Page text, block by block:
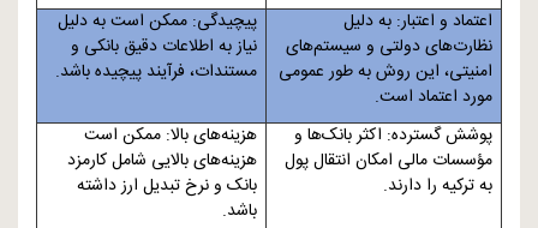
اعتماد و اعتبار: به دلیل
نظارت‌های دولتی و سیستم‌های
امنیتی، این روش به طور عمومی
مورد اعتماد است.
پیچیدگی: ممکن است به دلیل
نیاز به اطلاعات دقیق بانکی و
مستندات، فرآیند پیچیده باشد.
پوشش گسترده: اکثر بانک‌ها و
مؤسسات مالی امکان انتقال پول
به ترکیه را دارند.
هزینه‌های بالا: ممکن است
هزینه‌های بالایی شامل کارمزد
بانک و نرخ تبدیل ارز داشته
باشد.